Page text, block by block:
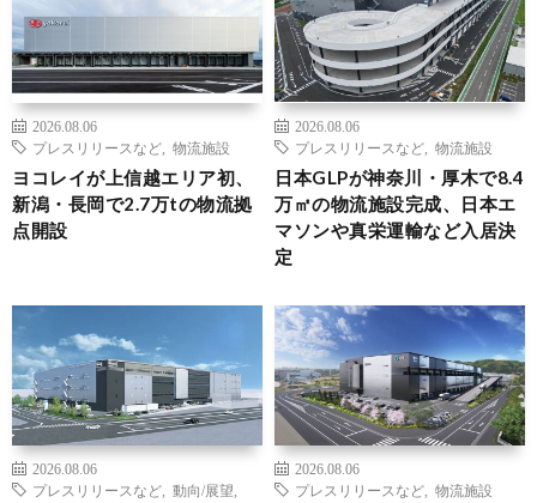
2026.08.06
プレスリリースなど
物流施設
ヨコレイが上信越エリア初、
新潟・長岡で2.7万tの物流拠
点開設
2026.08.06
プレスリリースなど
物流施設
日本GLPが神奈川・厚木で8.4
万㎡の物流施設完成、日本エ
マソンや真栄運輸など入居決
定
2026.08.06
プレスリリースなど
動向/展望
2026.08.06
プレスリリースなど
物流施設